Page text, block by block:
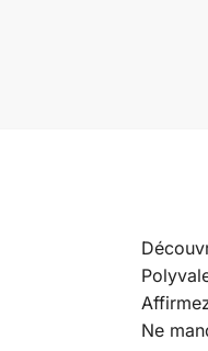
Ne